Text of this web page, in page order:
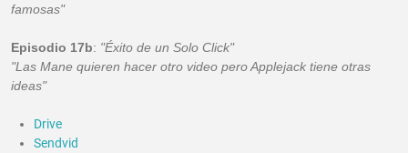
famosas"
Episodio 17b: "Éxito de un Solo Click"
"Las Mane quieren hacer otro video pero Applejack tiene otras
ideas"
Drive
Sendvid